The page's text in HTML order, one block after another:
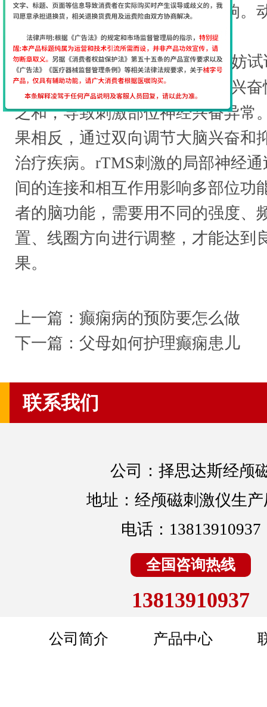
治疗对患者的身心造成严重影响。
疾病的信心。容易悲观绝望。
癫痫应该怎么治疗?我们不妨试
仪 。高频高强度的rTMS可产生兴
之和，导致刺激部位神经兴奋异常
果相反，通过双向调节大脑兴奋和
治疗疾病。rTMS刺激的局部神经
间的连接和相互作用影响多部位功
者的脑功能，需要用不同的强度、
置、线圈方向进行调整，才能达到
果。
上一篇： 癫痫病的预防要怎么做
下一篇： 父母如何护理癫痫患儿
联系我们
公司：择思达斯经颅
地址：经颅磁刺激仪生产
电话：13813910937
全国咨询热线
13813910937
公司简介 产品中心